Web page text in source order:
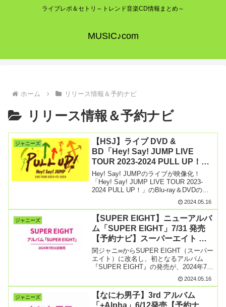
ライブレポ＆セトリ～トレンド音楽CD情報まとめ～
MUSIC♪com
ホーム リリース情報＆予約ナビ
リリース情報＆予約ナビ
ジャニーズ
【HSJ】ライブ DVD &
BD「Hey! Say! JUMP LIVE
TOUR 2023-2024 PULL UP！」
8/21発売【予約ナビ】プルアップ
円盤まとめ
Hey! Say! JUMPのライブが映像化！
「Hey! Say! JUMP LIVE TOUR 2023-
2024 PULL UP！」のBlu-ray＆DVDの発
売が8月21日に決定し、予約受付が開始し
ました。Hey! Say! JUMP【続きを読む】
2024.05.16
ジャニーズ
【SUPER EIGHT】ニューアルバ
ム「SUPER EIGHT」7/31 発売
【予約ナビ】スーパーエイト 収
録内容まとめ
関ジャニ∞からSUPER EIGHT（スーパー
エイト）に改名し、初となるアルバム
『SUPER EIGHT』の発売が、2024年7月
31日(水)に決定し、予約受付が開始され
ました。ニューアルバム「SUPER
EIGHT」初回限定【SUPER】【続きを読
む】
2024.05.16
ジャニーズ
【なにわ男子】3rd アルバム
「+Alpha」6/12発売【予約ナ